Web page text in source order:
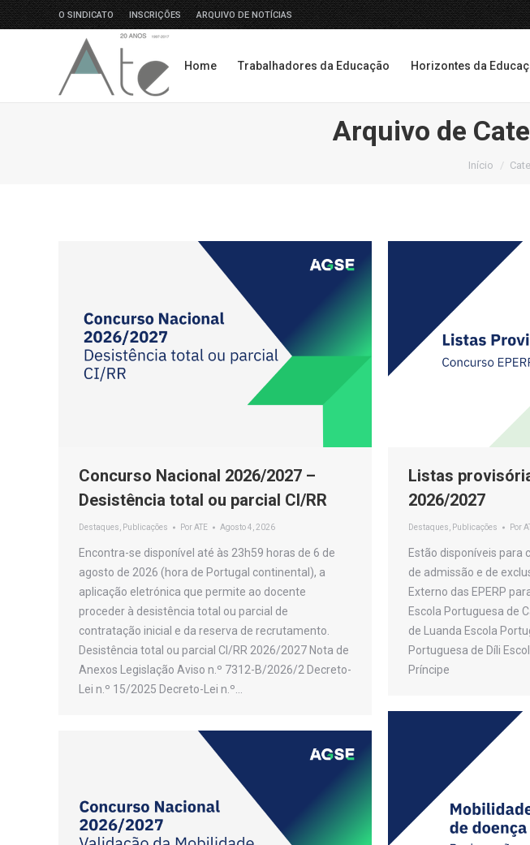
O SINDICATO INSCRIÇÕES ARQUIVO DE NOTÍCIAS
Home Trabalhadores da Educação Horizontes da
Arquivo de
Você está
Início
Concurso Nacional 2026/2027 –
Desistência total ou parcial CI/RR
Destaques Publicações PorATE Agosto 4, 2026
Encontra-se disponível até às 23h59 horas de 6 de
agosto de 2026 (hora de Portugal continental), a
aplicação eletrónica que permite ao docente
proceder à desistência total ou parcial de
contratação inicial e da reserva de recrutamento.
Desistência total ou parcial CI/RR 2026/2027 Nota de
Anexos Legislação Aviso n.º 7312-B/2026/2 Decreto-
Lei n.º 15/2025 Decreto-Lei n.º…
Listas
2026/2027
Destaques Publicações Por
Estão disponíveis para
de admissão e de
Externo das EPERP
Escola Portuguesa de
de Luanda Escola
Portuguesa de Díli
Príncipe
Home Trabalhadores da Educação Horizontes da